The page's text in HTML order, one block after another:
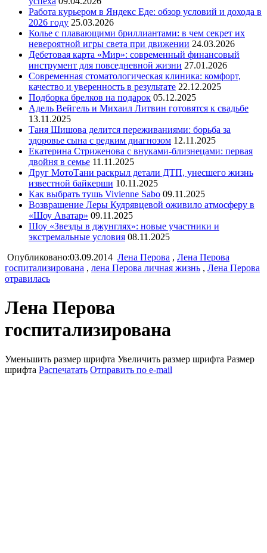
Работа курьером в Яндекс Еде: обзор условий и дохода в
2026 году 25.03.2026
Колье с плавающими бриллиантами: в чем секрет их
невероятной игры света при движении 24.03.2026
Дебетовая карта «Мир»: современный финансовый
инструмент для повседневной жизни 27.01.2026
Современная стоматологическая клиника: комфорт,
качество и уверенность в результате 22.12.2025
Подборка брелков на подарок 05.12.2025
Адель Вейгель и Михаил Литвин готовятся к свадьбе
13.11.2025
Таня Шишова делится переживаниями: борьба за
здоровье сына с редким диагнозом 12.11.2025
Екатерина Стриженова с внуками-близнецами: первая
двойня в семье 11.11.2025
Друг МотоТани раскрыл детали ДТП, унесшего жизнь
известной байкерши 10.11.2025
Как выбрать тушь Vivienne Sabo 09.11.2025
Возвращение Леры Кудрявцевой оживило атмосферу в
«Шоу Аватар» 09.11.2025
Шоу «Звезды в джунглях»: новые участники и
экстремальные условия 08.11.2025
Опубликовано:03.09.2014 Лена Перова , Лена Перова
госпитализирована , лена Перова личная жизнь , Лена Перова
отравилась
Лена Перова
госпитализирована
Уменьшить размер шрифта Увеличить размер шрифта Размер
шрифта Распечатать Отправить по e-mail